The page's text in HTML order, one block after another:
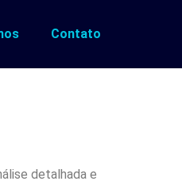
Contato
detalhada e